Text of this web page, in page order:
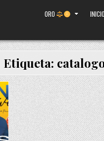
ORO INICIO
Etiqueta: